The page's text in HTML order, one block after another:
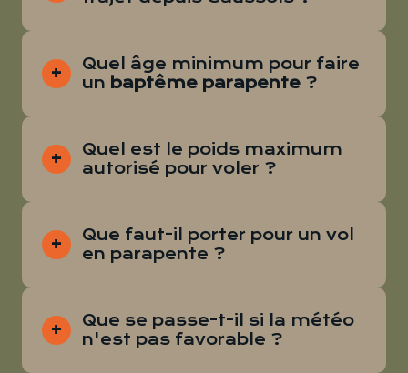
Quel âge minimum pour faire
un baptême parapente ?
Quel est le poids maximum
autorisé pour voler ?
Que faut-il porter pour un vol
en parapente ?
Que se passe-t-il si la météo
n'est pas favorable ?